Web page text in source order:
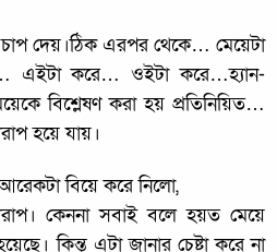
দেয়।ঠিক এরপর থেকে… মেয়েটা
করে… ওইটা করে…হ্যান-
বিশ্লেষণ করা হয় প্রতিনিয়িত…
হয়ে যায়।
বিয়ে করে নিলো,
কেননা সবাই বলে হয়ত মেয়ে
কিন্তু এটা জানার চেষ্টা করে না